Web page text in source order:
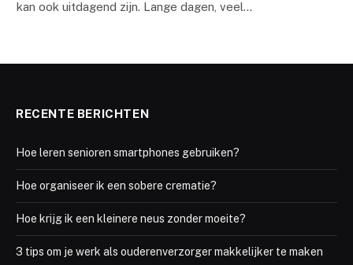
kan ook uitdagend zijn. Lange dagen, veel…
RECENTE BERICHTEN
Hoe leren senioren smartphones gebruiken?
Hoe organiseer ik een sobere crematie?
Hoe krijg ik een kleinere neus zonder moeite?
3 tips om je werk als ouderenverzorger makkelijker te maken